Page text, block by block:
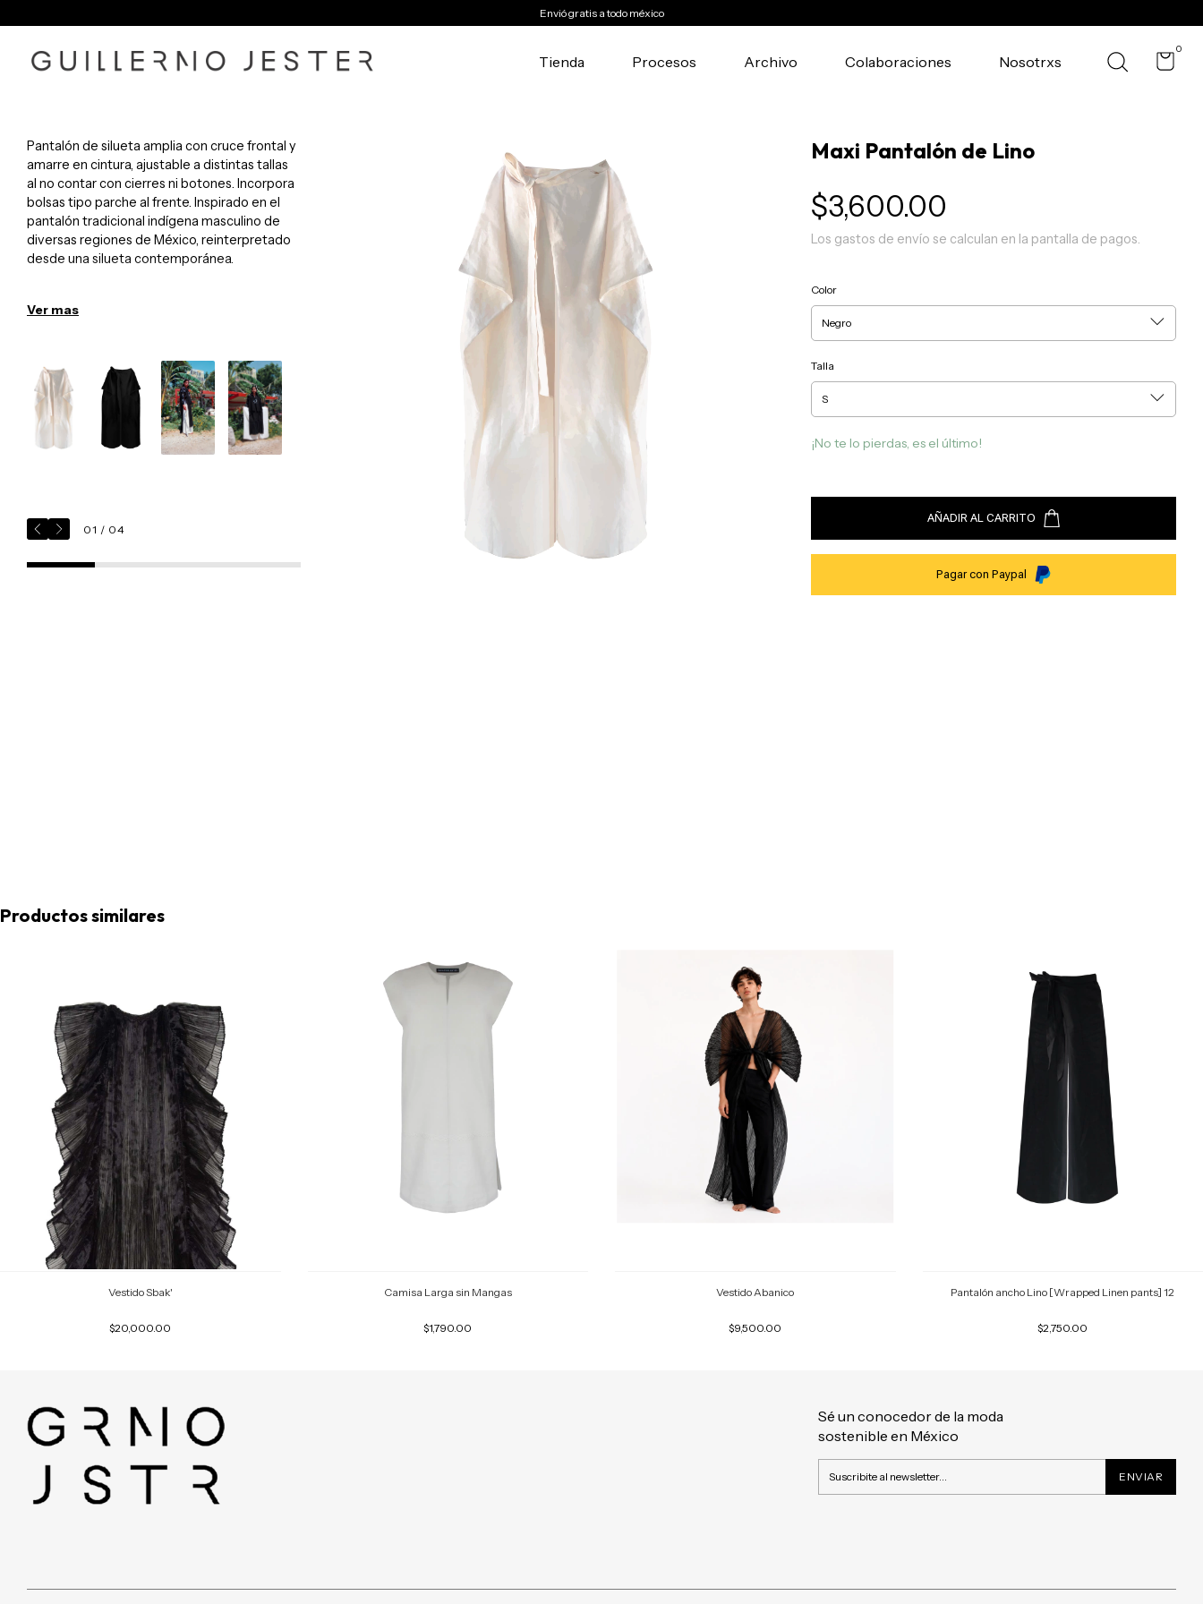
Envió gratis a todo méxico
Tienda Procesos Archivo Colaboraciones Nosotrxs
0
Pantalón de silueta amplia con cruce frontal y
amarre en cintura, ajustable a distintas tallas
al no contar con cierres ni botones. Incorpora
bolsas tipo parche al frente. Inspirado en el
pantalón tradicional indígena masculino de
diversas regiones de México, reinterpretado
desde una silueta contemporánea.
• Color: Variaciones según producción
Cuidados
• Lavar a mano con agua fría o en ciclo
delicado
• Secar colgado
kuxi@guillermojester.com
Ver mas
01 / 04
Maxi Pantalón de Lino
$3,600.00
Los gastos de envío se calculan en la pantalla de pagos.
Color
Talla
¡No te lo pierdas, es el último!
AÑADIR AL CARRITO
Pagar con Paypal
Productos similares
Vestido Sbak'
$20,000.00
Camisa Larga sin Mangas
$1,790.00
Vestido Abanico
$9,500.00
Pantalón ancho Lino [Wrapped Linen pants] 12
$2,750.00
Sé un conocedor de la moda
sostenible en México